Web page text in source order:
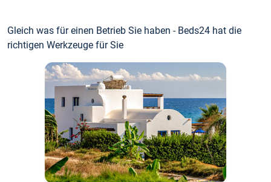
Gleich was für einen Betrieb Sie haben - Beds24 hat die
richtigen Werkzeuge für Sie